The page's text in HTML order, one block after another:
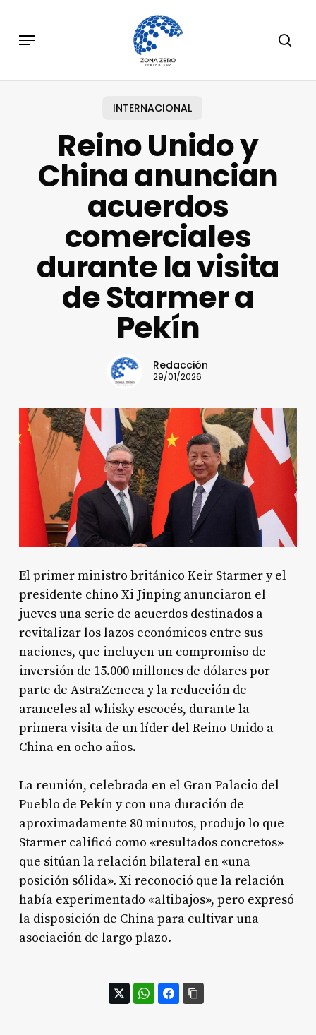
main
Menu
INTERNACIONAL
Reino Unido y
China anuncian
acuerdos
comerciales
durante la visita
de Starmer a
Pekín
Redacción
29/01/2026
El primer ministro británico Keir Starmer y el
presidente chino Xi Jinping anunciaron el
jueves una serie de acuerdos destinados a
revitalizar los lazos económicos entre sus
naciones, que incluyen un compromiso de
inversión de 15.000 millones de dólares por
parte de AstraZeneca y la reducción de
aranceles al whisky escocés, durante la
primera visita de un líder del Reino Unido a
China en ocho años.
La reunión, celebrada en el Gran Palacio del
Pueblo de Pekín y con una duración de
aproximadamente 80 minutos, produjo lo que
Starmer calificó como «resultados concretos»
que sitúan la relación bilateral en «una
posición sólida». Xi reconoció que la relación
había experimentado «altibajos», pero expresó
la disposición de China para cultivar una
asociación de largo plazo.